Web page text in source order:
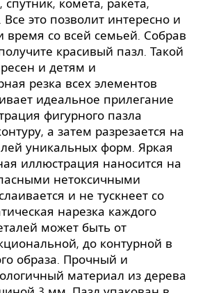
спутник, комета, ракета,
Все это позволит интересно и
время со всей семьей. Собрав
красивый пазл. Такой
и детям и
резка всех элементов
идеальное прилегание
фигурного пазла
а затем разрезается на
уникальных форм. Яркая
иллюстрация наносится на
нетоксичными
и не тускнеет со
нарезка каждого
может быть от
до контурной в
образа. Прочный и
материал из дерева